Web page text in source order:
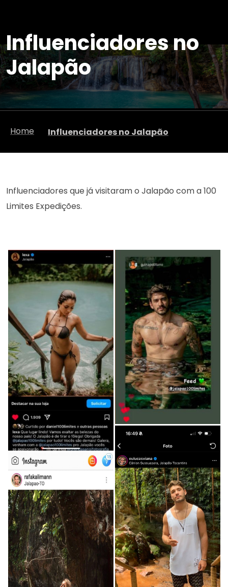
Influenciadores no
Jalapão
Home Influenciadores no Jalapão
Influenciadores que já visitaram o Jalapão com a 100
Limites Expedições.